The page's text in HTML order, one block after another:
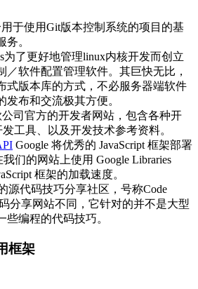
于使用Git版本控制系统的项目的基
务。
为了更好地管理linux内核开发而创立
／软件配置管理软件。其巨快无比，
式版本库的方式，不必服务器端软件
发布和交流极其方便。
司官方的开发者网站，包含各种开
工具、以及开发技术参考资料。
Google 将优秀的 JavaScript 框架部署
们的网站上使用 Google Libraries
框架的加载速度。
源代码技巧分享社区，号称Code
分享网站不同，它针对的并不是大型
些编程的代码技巧。
框架